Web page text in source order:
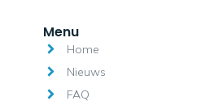
Menu
Home
Nieuws
FAQ